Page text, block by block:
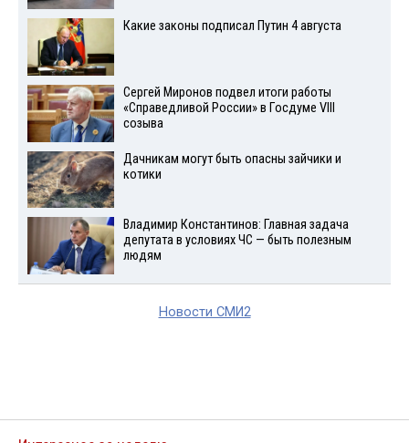
Какие законы подписал Путин 4 августа
Сергей Миронов подвел итоги работы
«Справедливой России» в Госдуме VIII
созыва
Дачникам могут быть опасны зайчики и
котики
Владимир Константинов: Главная задача
депутата в условиях ЧС — быть полезным
людям
Новости СМИ2